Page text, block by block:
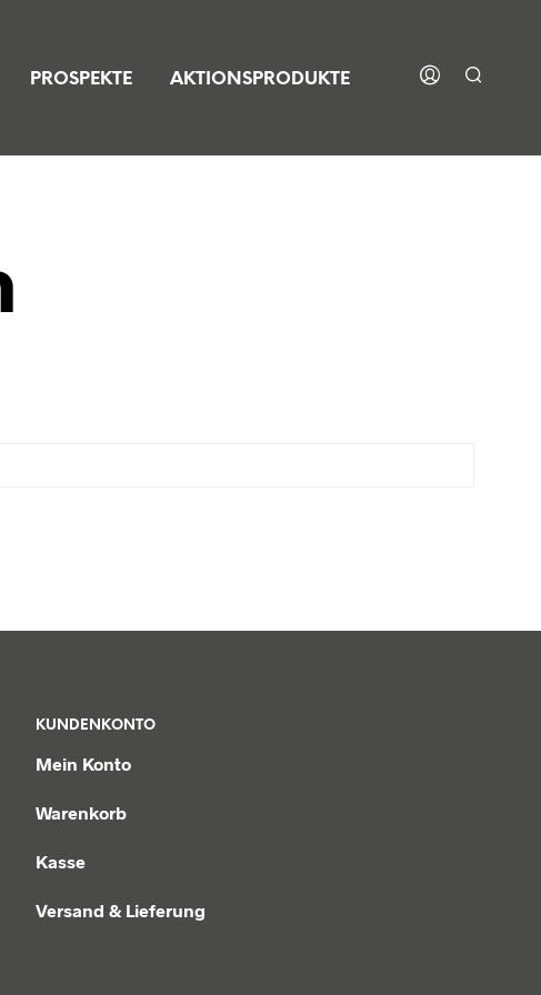
PROSPEKTE AKTIONSPRODUKTE
KUNDENKONTO
Mein Konto
Warenkorb
Kasse
Versand & Lieferung